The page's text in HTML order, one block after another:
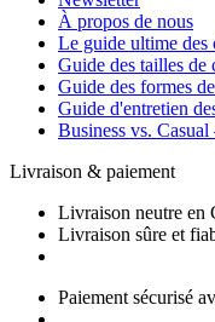
À propos de nous
Le guide ultime des
Guide des tailles de
Guide des formes
Guide d'entretien
Business vs.
Livraison & paiement
Livraison neutre en
Livraison sûre et
Paiement sécurisé